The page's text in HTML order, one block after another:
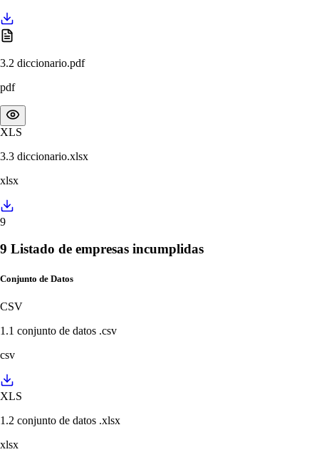
3.2 diccionario.pdf
pdf
XLS
3.3 diccionario.xlsx
xlsx
9
9 Listado de empresas incumplidas
Conjunto de Datos
CSV
1.1 conjunto de datos .csv
csv
XLS
1.2 conjunto de datos .xlsx
xlsx